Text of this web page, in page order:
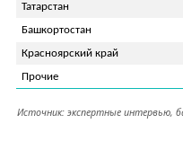
Татарстан
Башкортостан
Красноярский край
Прочие
Источник: экспертные интервью,